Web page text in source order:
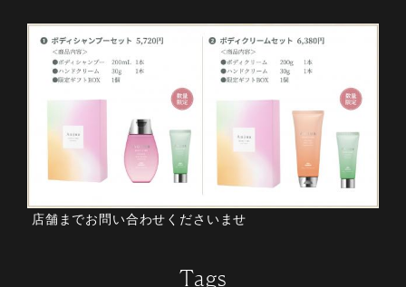
店舗までお問い合わせくださいませ
Tags